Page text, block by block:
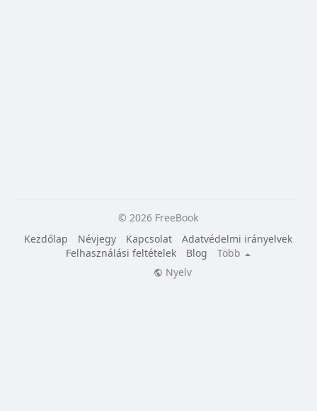
© 2026 FreeBook
Kezdőlap
Névjegy Kapcsolat
Adatvédelmi irányelvek
Felhasználási feltételek
Blog
Több
Nyelv